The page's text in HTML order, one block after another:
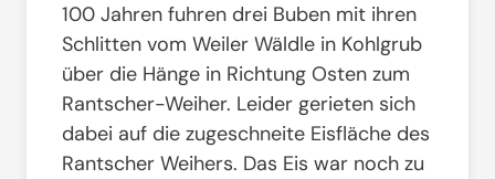
100 Jahren fuhren drei Buben mit ihren
Schlitten vom Weiler Wäldle in Kohlgrub
über die Hänge in Richtung Osten zum
Rantscher-Weiher. Leider gerieten sich
dabei auf die zugeschneite Eisfläche des
Rantscher Weihers. Das Eis war noch zu